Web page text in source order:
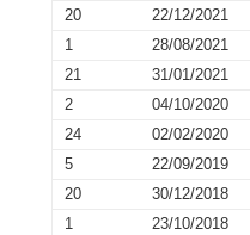
20
22/12/2021
1
28/08/2021
21
31/01/2021
2
04/10/2020
24
02/02/2020
5
22/09/2019
20
30/12/2018
1
23/10/2018